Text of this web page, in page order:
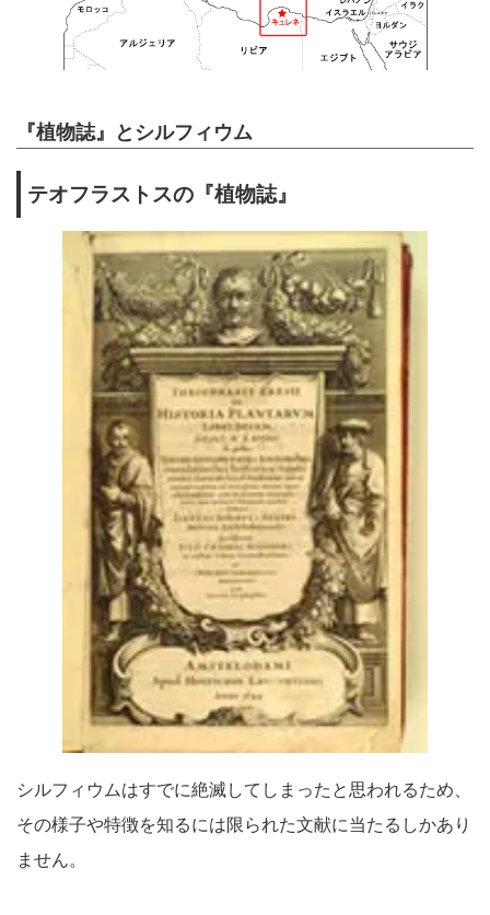
『植物誌』とシルフィウム
テオフラストスの『植物誌』
シルフィウムはすでに絶滅してしまったと思われるため、
その様子や特徴を知るには限られた文献に当たるしかあり
ません。